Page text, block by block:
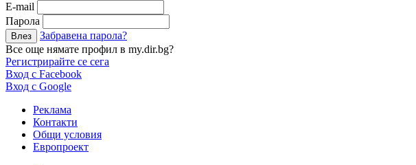
Е-mail
Парола
Забравена парола?
Все още нямате профил в my.dir.bg?
Регистрирайте се сега
Вход с Facebook
Вход с Google
Реклама
Контакти
Общи условия
Европроект